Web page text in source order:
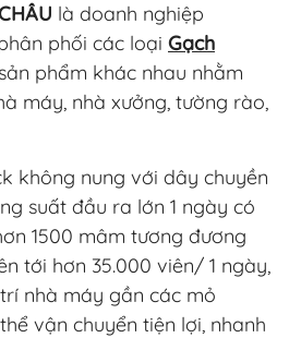
là doanh nghiệp
phối các loại Gạch
phẩm khác nhau nhằm
máy, nhà xưởng, tường rào,
không nung với dây chuyền
suất đầu ra lớn 1 ngày có
1500 mâm tương đương
tới hơn 35.000 viên/ 1 ngày,
nhà máy gần các mỏ
vận chuyển tiện lợi, nhanh